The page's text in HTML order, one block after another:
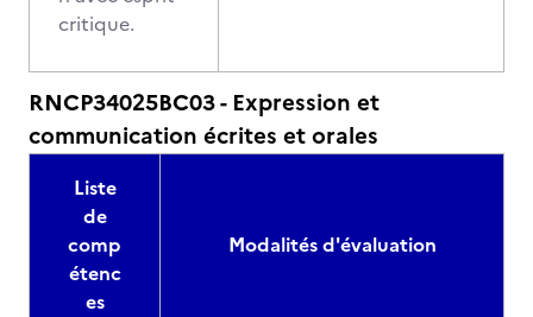
critique.
RNCP34025BC03 - Expression et
communication écrites et orales
Liste
de
comp
étenc
es
Modalités d'évaluation